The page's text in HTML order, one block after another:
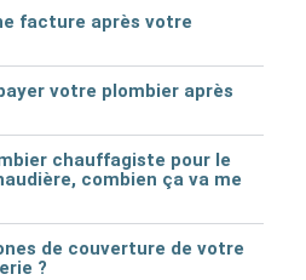
facture après votre
votre plombier après
chauffagiste pour le
combien ça va me
de couverture de votre
?